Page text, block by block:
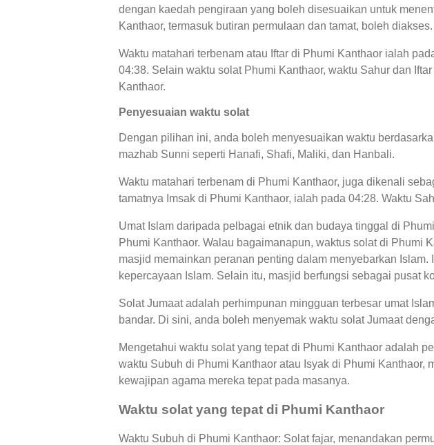
dengan kaedah pengiraan yang boleh disesuaikan untuk
Kanthaor, termasuk butiran permulaan dan tamat, boleh diakses.
Waktu matahari terbenam atau Iftar di Phumi Kanthaor ialah
04:38. Selain waktu solat Phumi Kanthaor, waktu Sahur dan
Kanthaor.
Penyesuaian waktu solat
Dengan pilihan ini, anda boleh menyesuaikan waktu
mazhab Sunni seperti Hanafi, Shafi, Maliki, dan Hanbali.
Waktu matahari terbenam di Phumi Kanthaor, juga dikenali
tamatnya Imsak di Phumi Kanthaor, ialah pada 04:28. Waktu
Umat Islam daripada pelbagai etnik dan budaya tinggal di
Phumi Kanthaor. Walau bagaimanapun, waktus solat di Phumi
masjid memainkan peranan penting dalam menyebarkan
kepercayaan Islam. Selain itu, masjid berfungsi sebagai pusat
Solat Jumaat adalah perhimpunan mingguan terbesar umat
bandar. Di sini, anda boleh menyemak waktu solat Jumaat
Mengetahui waktu solat yang tepat di Phumi Kanthaor adalah
waktu Subuh di Phumi Kanthaor atau Isyak di Phumi
kewajipan agama mereka tepat pada masanya.
Waktu solat yang tepat di Phumi Kanthaor
Waktu Subuh di Phumi Kanthaor: Solat fajar, menandakan